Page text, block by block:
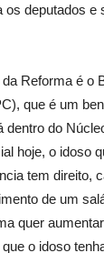
deputados e
Reforma é o
que é um
do
hoje, o idoso
tem direito,
de um
quer
o idoso